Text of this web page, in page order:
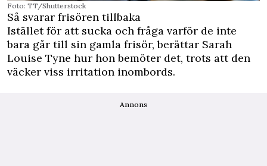
Foto: TT/Shutterstock
Så svarar frisören tillbaka
Istället för att sucka och fråga varför de inte
bara går till sin gamla frisör, berättar Sarah
Louise Tyne hur hon bemöter det, trots att den
väcker viss irritation inombords.
Annons